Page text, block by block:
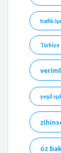
trafik
yeşil
öz